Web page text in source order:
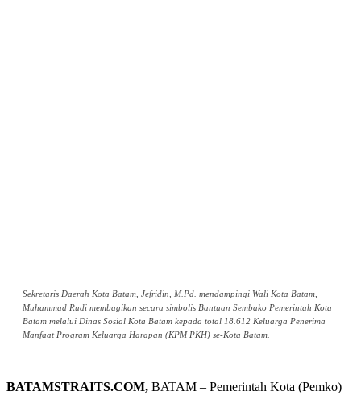
Sekretaris Daerah Kota Batam, Jefridin, M.Pd. mendampingi Wali Kota Batam,
Muhammad Rudi membagikan secara simbolis Bantuan Sembako Pemerintah Kota
Batam melalui Dinas Sosial Kota Batam kepada total 18.612 Keluarga Penerima
Manfaat Program Keluarga Harapan (KPM PKH) se-Kota Batam.
BATAMSTRAITS.COM, BATAM – Pemerintah Kota (Pemko)